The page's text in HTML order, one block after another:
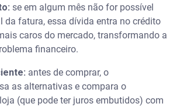
se em algum mês não for possível
da fatura, essa dívida entra no crédito
caros do mercado, transformando a
financeiro.
antes de comprar, o
as alternativas e compara o
(que pode ter juros embutidos) com